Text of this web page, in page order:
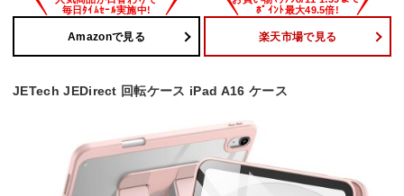
Amazonで見る 楽天市場で見る
JETech JEDirect 回転ケース iPad A16 ケース